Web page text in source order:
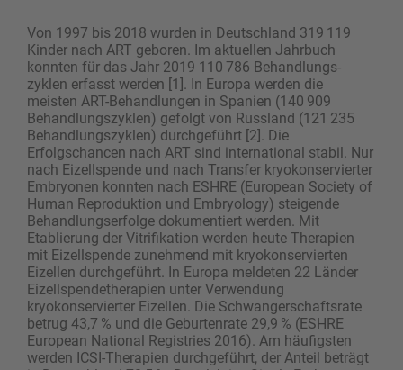
Von 1997 bis 2018 wurden in Deutschland 319 119
Kinder nach ART geboren. Im aktuellen Jahrbuch
konnten für das Jahr 2019 110 786 Behandlungs­
zyklen erfasst werden [1]. In Europa werden die
meisten ART-Behandlungen in Spanien (140 909
Behandlungszyklen) gefolgt von Russland (121 235
Behandlungszyklen) durchgeführt [2]. Die
Erfolgschancen nach ART sind international stabil. Nur
nach Eizellspende und nach Transfer kryokonservierter
Embryonen konnten nach ESHRE (European Society of
Human Reproduktion und Embryology) steigende
Behandlungserfolge dokumentiert werden. Mit
Etablierung der Vitrifikation werden heute Therapien
mit Eizellspende zunehmend mit kryokonservierten
Eizellen durchgeführt. In Europa meldeten 22 Länder
Eizellspendetherapien unter Verwendung
kryokonservierter Eizellen. Die Schwangerschaftsrate
betrug 43,7 % und die Geburtenrate 29,9 % (ESHRE
European National ­Registries 2016). Am häufigsten
werden ICSI-Therapien durchgeführt, der Anteil beträgt